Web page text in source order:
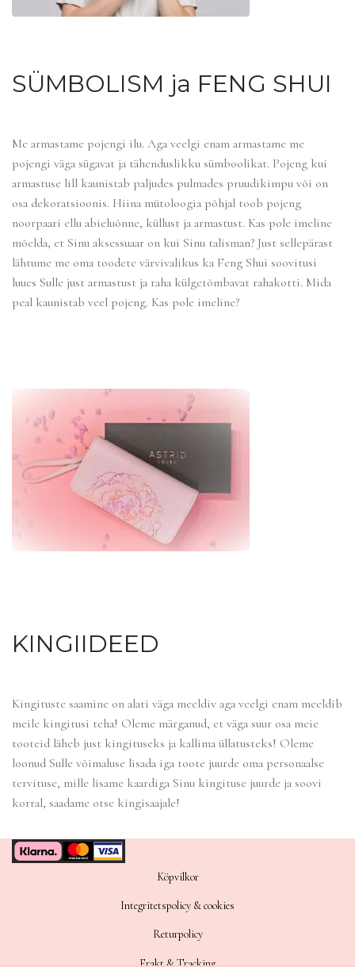
SÜMBOLISM ja FENG SHUI
Me armastame pojengi ilu. Aga veelgi enam armastame me
pojengi väga sügavat ja tähenduslikku sümboolikat. Pojeng kui
armastuse lill kaunistab paljudes pulmades pruudikimpu või on
osa dekoratsioonis. Hiina mütoloogia põhjal toob pojeng
noorpaari ellu abieluõnne, küllust ja armastust. Kas pole imeline
mõelda, et Sinu aksessuaar on kui Sinu talisman? Just sellepärast
lähtume me oma toodete värvivalikus ka Feng Shui soovitusi
luues Sulle just armastust ja raha külgetõmbavat rahakotti. Mida
peal kaunistab veel pojeng. Kas pole imeline?
KINGIIDEED
Kingituste saamine on alati väga meeldiv aga veelgi enam meeldib
meile kingitusi teha! Oleme märganud, et väga suur osa meie
tooteid läheb just kingituseks ja kallima üllatusteks! Oleme
loonud Sulle võimaluse lisada iga toote juurde oma personaalse
tervituse, mille lisame kaardiga Sinu kingituse juurde ja soovi
korral, saadame otse kingisaajale!
Köpvilkor
Integritetspolicy & cookies
Returpolicy
Frakt & Tracking